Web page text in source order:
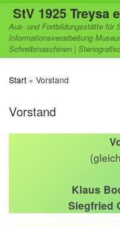
Zum Inhalt springen
StV 1925 Treysa
Aus- und Fortbildungsstätte für
Informationsverarbeitung
Schreibmaschinen |
Start » Vorstand
Vorstand
Klaus
Siegfried